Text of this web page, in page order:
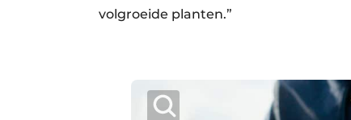
volgroeide planten.”